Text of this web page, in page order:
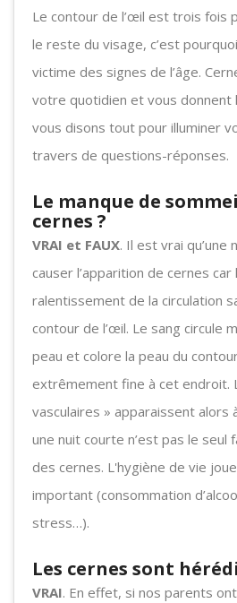
Le contour de l’œil est trois fois
le reste du visage, c’est
victime des signes de l’âge.
votre quotidien et vous donnent
vous disons tout pour illuminer
travers de questions-réponses.
Le manque de
cernes ?
VRAI et FAUX. Il est vrai qu’une
causer l’apparition de cernes
ralentissement de la circulation
contour de l’œil. Le sang circule
peau et colore la peau du
extrêmement fine à cet endroit.
vasculaires » apparaissent alors
une nuit courte n’est pas le seul
des cernes. L'hygiène de vie
important (consommation
stress…).
Les cernes sont
VRAI. En effet, si nos parents